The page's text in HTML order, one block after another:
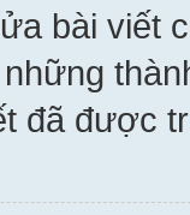
bài viết
đã được